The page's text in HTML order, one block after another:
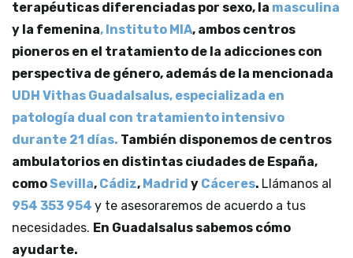
terapéuticas diferenciadas por sexo, la masculina
y la femenina, Instituto MIA, ambos centros
pioneros en el tratamiento de la adicciones con
perspectiva de género, además de la mencionada
UDH Vithas Guadalsalus, especializada en
patología dual con tratamiento intensivo
durante 21 días. También disponemos de centros
ambulatorios en distintas ciudades de España,
comoSevilla, Cádiz, Madrid y Cáceres. Llámanos al
954 353 954 y te asesoraremos de acuerdo a tus
necesidades. En Guadalsalus sabemos cómo
ayudarte.